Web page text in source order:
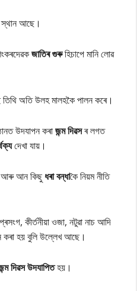
আছে।
জাতিৰ গুৰুহিচাপে মানি লোৱ
অতি উলহ মালহকৈ পালন কৰে।
উদযাপন কৰাজন্ম দিৱসৰ লগত
দেখা যায়।
আৰু আন কিছুধৰা বন্ধাকৈ নিয়ম নীতি
কীৰ্তনীয়া ওজা, নটুৱা নাচ আদি
কৰা হয় বুলি উল্লেখ আছে।
দিৱসউদযাপিতহয়।